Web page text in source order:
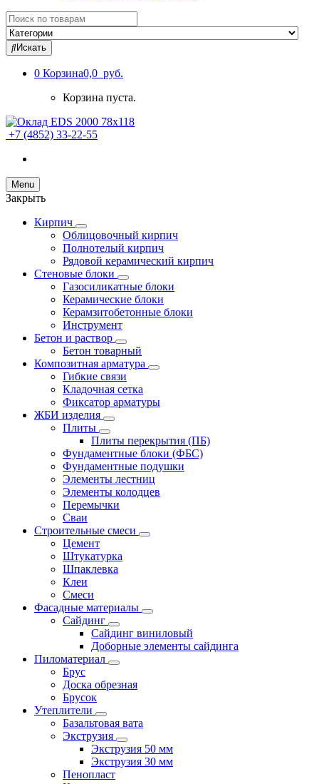
Search
for:
Искать
0 Корзина0,0 руб.
Корзина пуста.
+7 (4852) 33-22-55
Menu
Закрыть
Кирпич
Облицовочный кирпич
Полнотелый кирпич
Рядовой керамический кирпич
Стеновые блоки
Газосиликатные блоки
Керамические блоки
Керамзитобетонные блоки
Инструмент
Бетон и раствор
Бетон товарный
Композитная арматура
Гибкие связи
Кладочная сетка
Фиксатор арматуры
ЖБИ изделия
Плиты
Плиты перекрытия (ПБ)
Фундаментные блоки (ФБС)
Фундаментные подушки
Элементы лестниц
Элементы колодцев
Перемычки
Сваи
Строительные смеси
Цемент
Штукатурка
Шпаклевка
Клеи
Смеси
Фасадные материалы
Сайдинг
Сайдинг виниловый
Доборные элементы сайдинга
Пиломатериал
Брус
Доска обрезная
Брусок
Утеплители
Базальтовая вата
Экструзия
Экструзия 50 мм
Экструзия 30 мм
Пенопласт